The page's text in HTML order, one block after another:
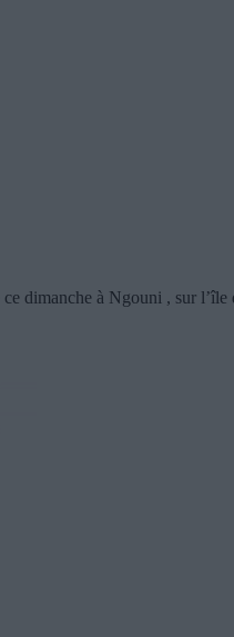
ce dimanche à Ngouni , sur